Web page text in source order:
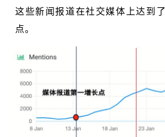
这些新闻报道在社交媒体上达到
点。